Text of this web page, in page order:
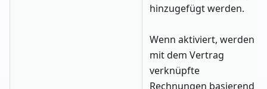
hinzugefügt werden.
Wenn aktiviert, werden
mit dem Vertrag
verknüpfte
Rechnungen basierend